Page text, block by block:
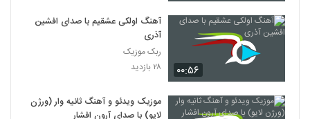
۰۰:۵۶
آهنگ اولکی عشقیم با صدای افشین
آذری
ربک موزیک
۲۸ بازدید
موزیک ویدئو و آهنگ ثانیه وار (ورژن
لایو) با صدای آرون افشار